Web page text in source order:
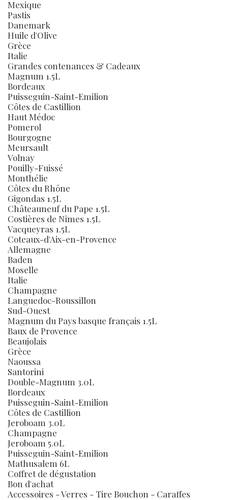
Mexique
Pastis
Danemark
Huile d'Olive
Grèce
Italie
Grandes contenances & Cadeaux
Magnum 1.5L
Bordeaux
Puisseguin-Saint-Emilion
Côtes de Castillion
Haut Médoc
Pomerol
Bourgogne
Meursault
Volnay
Pouilly-Fuissé
Monthélie
Côtes du Rhône
Gigondas 1.5L
Châteauneuf du Pape 1.5L
Costières de Nîmes 1.5L
Vacqueyras 1.5L
Coteaux-d'Aix-en-Provence
Allemagne
Baden
Moselle
Italie
Champagne
Languedoc-Roussillon
Sud-Ouest
Magnum du Pays basque français 1.5L
Baux de Provence
Beaujolais
Grèce
Naoussa
Santorini
Double-Magnum 3.0L
Bordeaux
Puisseguin-Saint-Emilion
Côtes de Castillion
Jeroboam 3.0L
Champagne
Jeroboam 5.0L
Puisseguin-Saint-Emilion
Mathusalem 6L
Coffret de dégustation
Bon d'achat
Accessoires - Verres - Tire Bouchon - Caraffes